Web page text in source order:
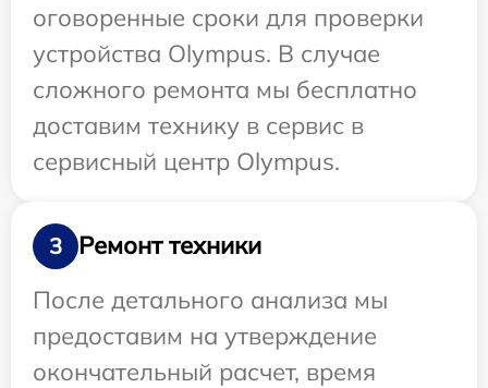
оговоренные сроки для проверки
устройства Olympus. В случае
сложного ремонта мы бесплатно
доставим технику в сервис в
сервисный центр Olympus.
3
Ремонт техники
После детального анализа мы
предоставим на утверждение
окончательный расчет, время